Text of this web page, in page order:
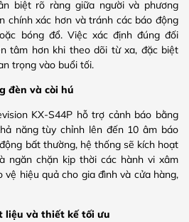
biệt rõ ràng giữa người và phương
chính xác hơn và tránh các báo động
bóng đổ. Việc xác định đúng đối
tâm hơn khi theo dõi từ xa, đặc biệt
trọng vào buổi tối.
đèn và còi hú
KX-S44P hỗ trợ cảnh báo bằng
năng tùy chỉnh lên đến 10 âm báo
bất thường, hệ thống sẽ kích hoạt
ngăn chặn kịp thời các hành vi xâm
vệ hiệu quả cho gia đình và cửa hàng,
liệu và thiết kế tối ưu